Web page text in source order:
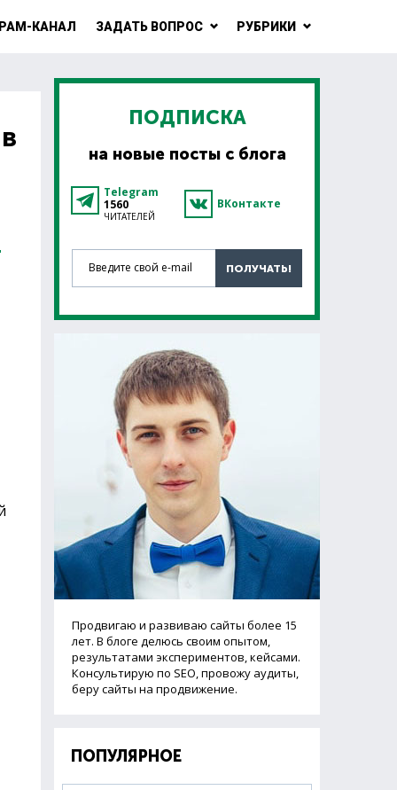
КАНАЛ ЗАДАТЬ ВОПРОС РУБРИКИ
ПОДПИСКА
на новые посты с блога
Telegram
1560
ЧИТАТЕЛЕЙ
ВКонтакте
Введите свой e-mail
ПОЛУЧАТЬ!
Продвигаю и развиваю сайты более 15
лет. В блоге делюсь своим опытом,
результатами экспериментов, кейсами.
Консультирую по SEO, провожу аудиты,
беру сайты на продвижение.
ПОПУЛЯРНОЕ